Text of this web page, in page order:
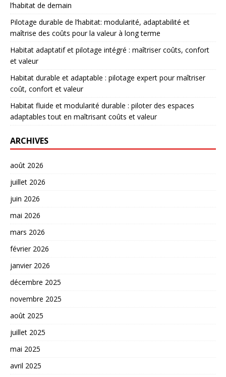
l’habitat de demain
Pilotage durable de l’habitat: modularité, adaptabilité et
maîtrise des coûts pour la valeur à long terme
Habitat adaptatif et pilotage intégré : maîtriser coûts, confort
et valeur
Habitat durable et adaptable : pilotage expert pour maîtriser
coût, confort et valeur
Habitat fluide et modularité durable : piloter des espaces
adaptables tout en maîtrisant coûts et valeur
ARCHIVES
août 2026
juillet 2026
juin 2026
mai 2026
mars 2026
février 2026
janvier 2026
décembre 2025
novembre 2025
août 2025
juillet 2025
mai 2025
avril 2025